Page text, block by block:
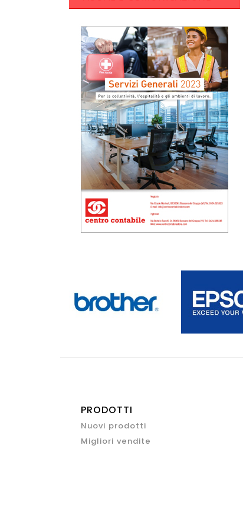
PRODOTTI
Nuovi prodotti
Migliori vendite